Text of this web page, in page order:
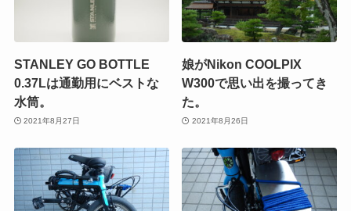
STANLEY GO BOTTLE
0.37Lは通勤用にベストな
水筒。
2021年8月27日
娘がNikon COOLPIX
W300で思い出を撮ってき
た。
2021年8月26日